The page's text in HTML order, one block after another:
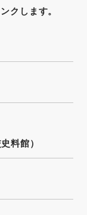
クします。
料館）